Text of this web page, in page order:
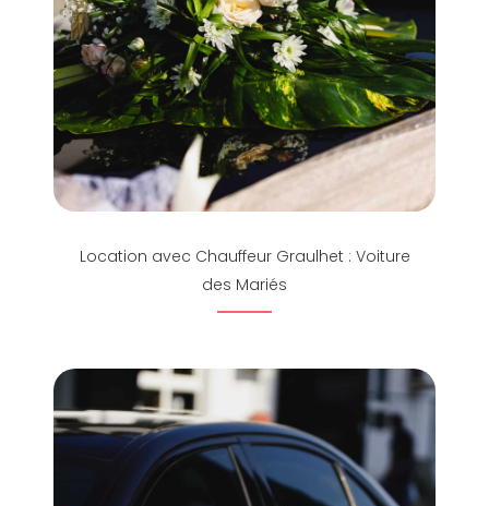
Location avec Chauffeur Graulhet : Voiture
des Mariés